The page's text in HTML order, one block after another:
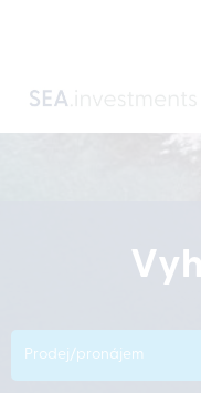
Prodej/pronájem